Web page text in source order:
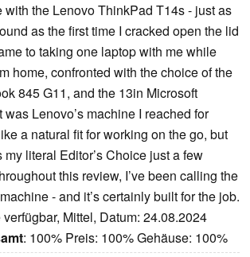
with the Lenovo ThinkPad T14s - just as
as the first time I cracked open the lid
to taking one laptop with me while
home, confronted with the choice of the
845 G11, and the 13in Microsoft
Lenovo’s machine I reached for
a natural fit for working on the go, but
literal Editor’s Choice just a few
this review, I’ve been calling the
- and it’s certainly built for the job.
Mittel, Datum: 24.08.2024
: 100% Preis: 100% Gehäuse: 100%